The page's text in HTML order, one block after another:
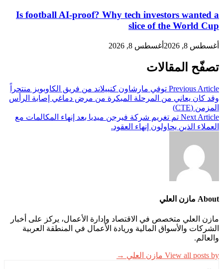
Is football AI-proof? Why tech investors wanted a
slice of the World Cup
أغسطس 8, 2026 أغسطس 8, 2026
تصفّح المقالات
Previous Article توفي مارشاون كنييلاند من فريق الكاوبويز منتحراً
وقد كان يعاني من المرحلة المبكرة من مرض دماغي إصابة الرأس
المزمن (CTE)
Next Article تم تغريم شركة فيرجن ميديا بعد إنهاء المكالمات مع
العملاء الذين يحاولون إنهاء العقود.
About مازن العلي
مازن العلي متخصص في الاقتصاد وإدارة الأعمال، يركز على أخبار
الشركات والأسواق المالية وريادة الأعمال في المنطقة العربية
والعالم.
View all posts by مازن العلي →